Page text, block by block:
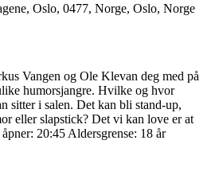
Oslo, 0477, Norge, Oslo, Norge
Vangen og Ole Klevan deg med på
humorsjangre. Hvilke og hvor
sitter i salen. Det kan bli stand-up,
eller slapstick? Det vi kan love er at
20:45 Aldersgrense: 18 år